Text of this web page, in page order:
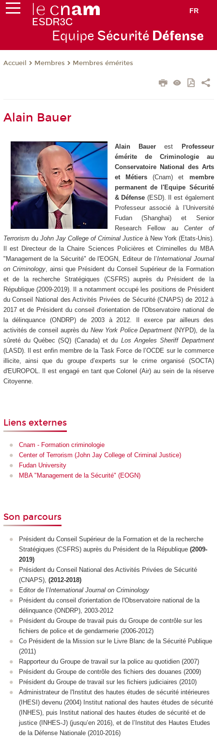
FR
Equipe Sécurité Défense
Accueil Membres Membres émérites
Alain Bauer
Alain Bauerest
Professeur
émérite de Criminologie au
Conservatoire National des Arts
et Métiers(Cnam) et membre
permanent de l'Equipe Sécurité
& Défense (ESD). Il est également
Professeur associé à l’Université
Fudan (Shanghai) et Senior
Research Fellow au Center of
Terrorismdu John Jay College of Criminal Justiceà New York (Etats-Unis).
Il est Directeur de la Chaire Sciences Policières et Criminelles du MBA
"Management de la Sécurité" de l'EOGN, Editeur de l’International Journal
on Criminology, ainsi que Président du Conseil Supérieur de la Formation
et de la recherche Stratégiques (CSFRS) auprès du Président de la
République (2009-2019). Il a notamment occupé les positions de Président
du Conseil National des Activités Privées de Sécurité (CNAPS) de 2012 à
2017 et de Président du conseil d'orientation de l'Observatoire national de
la délinquance (ONDRP) de 2003 à 2012. Il exerce par ailleurs des
activités de conseil auprès duNew York Police Department (NYPD), de la
sûreté du Québec (SQ) (Canada) et du Los Angeles Sheriff Department
(LASD). Il est enfin membre de la Task Force de l’OCDE sur le commerce
illicite, ainsi que du groupe d’experts sur le crime organisé (SOCTA)
d'EUROPOL. Il est engagé en tant que Colonel (Air) au sein de la réserve
Citoyenne.
Liens externes
Cnam - Formation criminologie
Center of Terrorism (John Jay College of Criminal Justice)
Fudan University
MBA "Management de la Sécurité" (EOGN)
Son parcours
Président du Conseil Supérieur de la Formation et de la recherche
Stratégiques (CSFRS) auprès du Président de la République (2009-
2019)
Président du Conseil National des Activités Privées de Sécurité
(CNAPS), (2012-2018)
Editor de l’International Journal on Criminology
Président du conseil d'orientation de l'Observatoire national de la
délinquance (ONDRP), 2003-2012
Président du Groupe de travail puis du Groupe de contrôle sur les
fichiers de police et de gendarmerie (2006-2012)
Co Président de la Mission sur le Livre Blanc de la Sécurité Publique
(2011)
Rapporteur du Groupe de travail sur la police au quotidien (2007)
Président du Groupe de contrôle des fichiers des douanes (2009)
Président du Groupe de travail sur les fichiers judiciaires (2010)
Administrateur de l'Institut des hautes études de sécurité intérieures
(IHESI) devenu (2004) Institut national des hautes études de sécurité
(INHES), puis Institut national des hautes études de sécurité et de
justice (INHES-J) (jusqu’en 2016), et de l’Institut des Hautes Etudes
de la Défense Nationale (2010-2016)